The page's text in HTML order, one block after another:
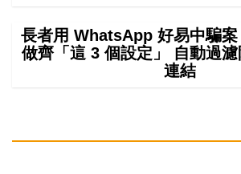
長者用 WhatsApp 好易中騙
做齊「這 3 個設定」 自動過
連結